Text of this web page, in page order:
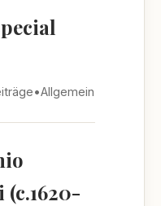
•Allgemein